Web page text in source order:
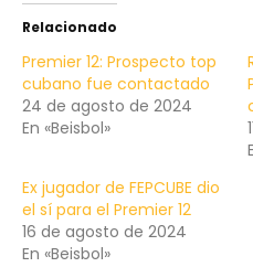
Relacionado
Premier 12: Prospecto top
cubano fue contactado
24 de agosto de 2024
En «Beisbol»
Ex jugador de FEPCUBE dio
el sí para el Premier 12
16 de agosto de 2024
En «Beisbol»